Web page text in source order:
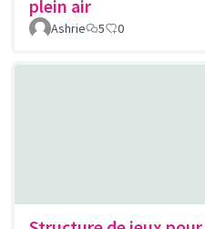
plein air
Ashrie 5 0